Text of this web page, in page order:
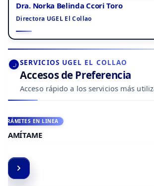
Dra. Norka Belinda Ccori Toro
Directora UGEL El Collao
SERVICIOS UGEL EL COLLAO
Accesos de Preferencia
Acceso rápido a los servicios más
ACCEDE A AULA VIRTUAL
CAMPUS VIRTUAL